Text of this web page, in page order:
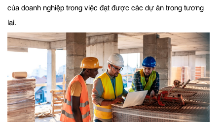
của doanh nghiệp trong việc đạt được các dự án trong tương
lai.